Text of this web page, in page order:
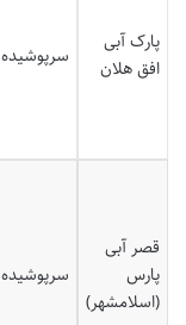
پارک آبی
افق هلان
سرپوشیده
قصر آبی
پارس
(اسلامشهر)
سرپوشیده